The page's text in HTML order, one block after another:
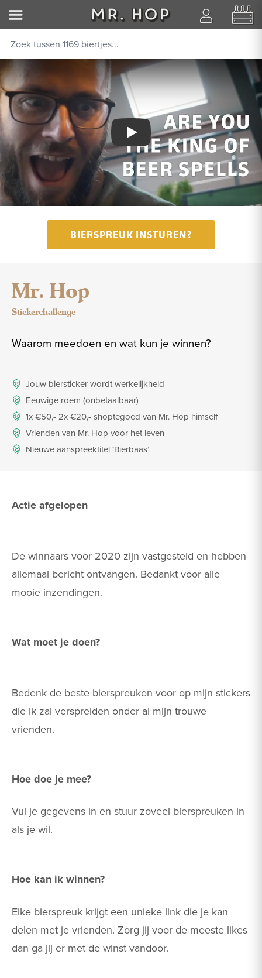
Video afspelen
BIERSPREUK INSTUREN?
Mr. Hop
Stickerchallenge
Waarom meedoen en wat kun je winnen?
Jouw biersticker wordt werkelijkheid
Eeuwige roem (onbetaalbaar)
1x €50,- 2x €20,- shoptegoed van Mr. Hop himself
Vrienden van Mr. Hop voor het leven
Nieuwe aanspreektitel ‘Bierbaas’
Actie afgelopen
De winnaars voor 2020 zijn vastgesteld en hebben
allemaal bericht ontvangen. Bedankt voor alle
mooie inzendingen.
Wat moet je doen?
Bedenk de beste bierspreuken voor op mijn stickers
die ik zal verspreiden onder al mijn trouwe
vrienden.
Hoe doe je mee?
Vul je gegevens in en stuur zoveel bierspreuken in
als je wil.
Hoe kan ik winnen?
Elke bierspreuk krijgt een unieke link die je kan
delen met je vrienden. Zorg jij voor de meeste likes
dan ga jij er met de winst vandoor.